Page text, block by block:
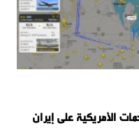
الأمريكية على إيران